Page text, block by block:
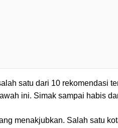
satu dari 10 rekomendasi
ini. Simak sampai habis
menakjubkan. Salah satu